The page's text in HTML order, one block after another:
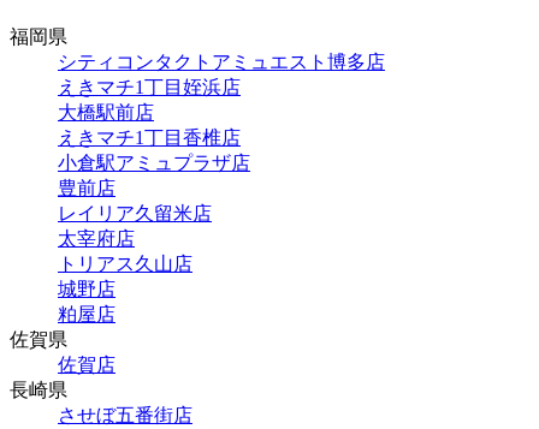
福岡県
シティコンタクトアミュエスト博多店
えきマチ1丁目姪浜店
大橋駅前店
えきマチ1丁目香椎店
小倉駅アミュプラザ店
豊前店
レイリア久留米店
太宰府店
トリアス久山店
城野店
粕屋店
佐賀県
佐賀店
長崎県
させぼ五番街店